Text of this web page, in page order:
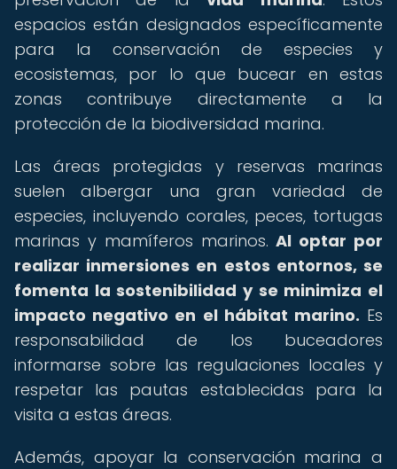
espacios están designados específicamente
para la conservación de especies y
ecosistemas, por lo que bucear en estas
zonas contribuye directamente a la
protección de la biodiversidad marina.
Las áreas protegidas y reservas marinas
suelen albergar una gran variedad de
especies, incluyendo corales, peces, tortugas
marinas y mamíferos marinos.Al optar por
realizar inmersiones en estos entornos, se
fomenta la sostenibilidad y se minimiza el
impacto negativo en el hábitat marino. Es
responsabilidad de los buceadores
informarse sobre las regulaciones locales y
respetar las pautas establecidas para la
visita a estas áreas.
Además, apoyar la conservación marina a